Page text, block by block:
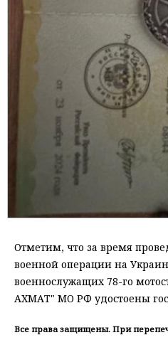
Отметим, что за время
военной операции на
военнослужащих 78-го
АХМАТ" МО РФ удостоены
Все права защищены. При